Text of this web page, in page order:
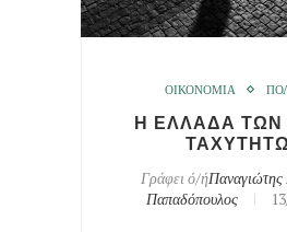
ΟΙΚΟΝΟΜΙΑ
Η ΕΛΛΑΔΑ ΤΩΝ
Γράφει ό/ήΠαναγιώτης
Παπαδόπουλος